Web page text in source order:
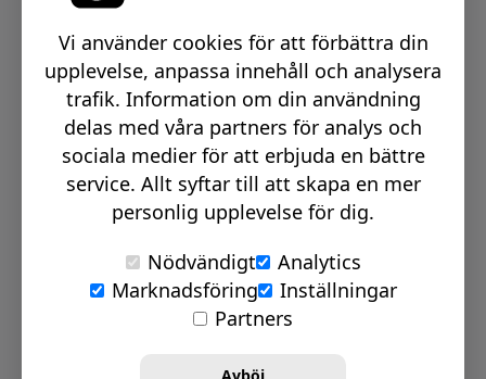
Email:info@signmakerr.se
PSST, HÄNG MED PÅ VÅR RESA!
© Signmakerr 2022 - 2026
Integritetspolicy
Vi använder cookies för att förbättra din
upplevelse, anpassa innehåll och analysera
trafik. Information om din användning
delas med våra partners för analys och
sociala medier för att erbjuda en bättre
service. Allt syftar till att skapa en mer
personlig upplevelse för dig.
Nödvändigt
Analytics
Marknadsföring
Inställningar
Partners